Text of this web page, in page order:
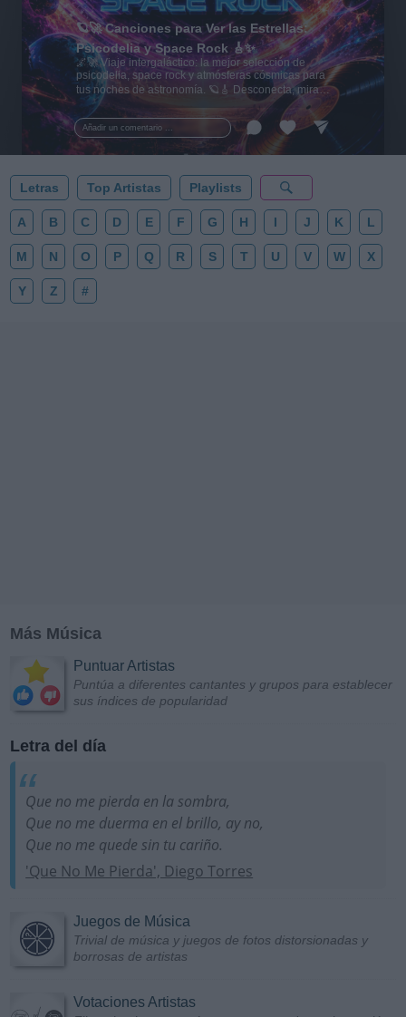
Añadir un comentario ...
🪐🚀 Canciones para Ver las Estrellas:
Psicodelia y Space Rock 🎸✨
🌌🚀 Viaje intergaláctico: la mejor selección de
psicodelia, space rock y atmósferas cósmicas para
tus noches de astronomía. 🪐🎸 Desconecta, mira
al firmamento y siente la gravedad cero. 💾 ¡Guarda
esta colección para tu próxima noche estrellada!
✨⭐
Letras Top Artistas Playlists
A B C D E F G H I J K L
M N O P Q R S T U V W X
Y Z #
Más Música
Puntuar Artistas
Puntúa a diferentes cantantes y grupos para establecer
sus índices de popularidad
Letra del día
Que no me pierda en la sombra,
Que no me duerma en el brillo, ay no,
Que no me quede sin tu cariño.
'Que No Me Pierda', Diego Torres
Juegos de Música
Trivial de música y juegos de fotos distorsionadas y
borrosas de artistas
Votaciones Artistas